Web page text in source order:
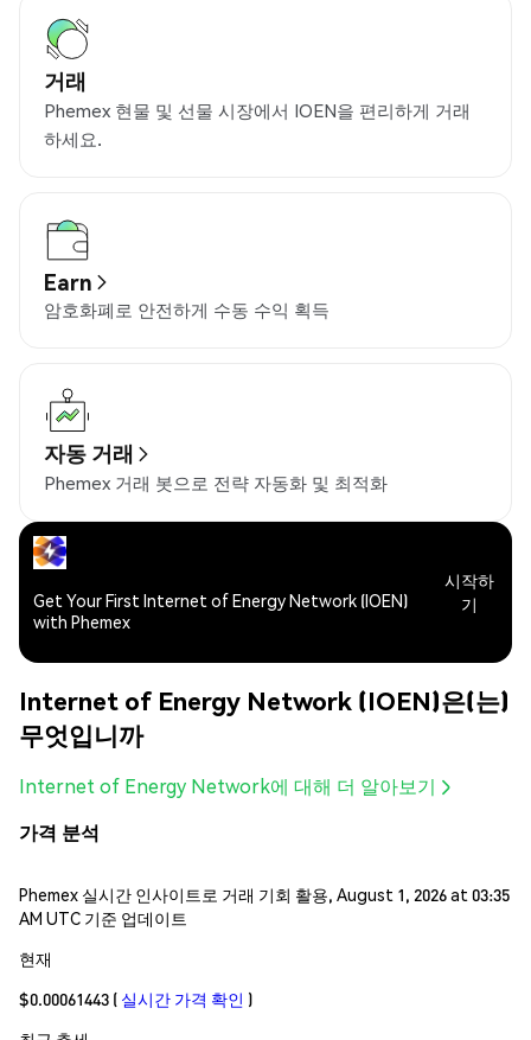
거래
Phemex 현물 및 선물 시장에서 IOEN을 편리하게 거래
하세요.
Earn
암호화폐로 안전하게 수동 수익 획득
자동 거래
Phemex 거래 봇으로 전략 자동화 및 최적화
Get Your First Internet of Energy Network (IOEN)
with Phemex
시작하
기
Internet of Energy Network (IOEN)은(는)
무엇입니까
Internet of Energy Network에 대해 더 알아보기
가격 분석
Phemex 실시간 인사이트로 거래 기회 활용, August 1, 2026 at 03:35
AM UTC 기준 업데이트
현재
$0.00061443 ( 실시간 가격 확인 )